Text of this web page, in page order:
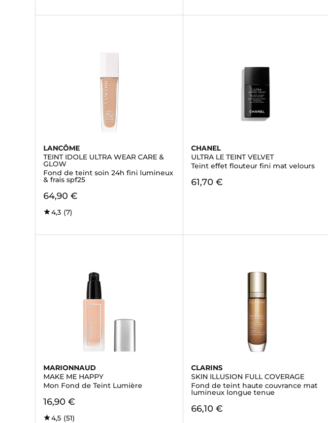
LANCÔME
TEINT IDOLE ULTRA WEAR CARE &
GLOW
Fond de teint soin 24h fini lumineux
& frais spf25
64,90 €
4,3 (7)
CHANEL
ULTRA LE TEINT VELVET
Teint effet flouteur fini mat velours
61,70 €
MARIONNAUD
MAKE ME HAPPY
Mon Fond de Teint Lumière
16,90 €
4,5 (51)
CLARINS
SKIN ILLUSION FULL COVERAGE
Fond de teint haute couvrance mat
lumineux longue tenue
66,10 €